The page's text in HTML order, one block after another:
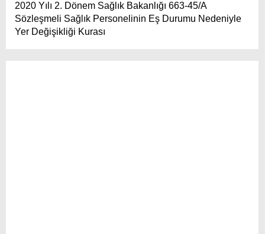
2020 Yılı 2. Dönem Sağlık Bakanlığı 663-45/A
Sözleşmeli Sağlık Personelinin Eş Durumu Nedeniyle
Yer Değişikliği Kurası